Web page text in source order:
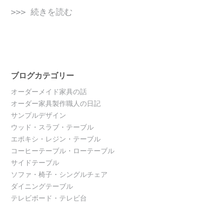
>>> 続きを読む
ブログカテゴリー
オーダーメイド家具の話
オーダー家具製作職人の日記
サンプルデザイン
ウッド・スラブ・テーブル
エポキシ・レジン・テーブル
コーヒーテーブル・ローテーブル
サイドテーブル
ソファ・椅子・シングルチェア
ダイニングテーブル
テレビボード・テレビ台